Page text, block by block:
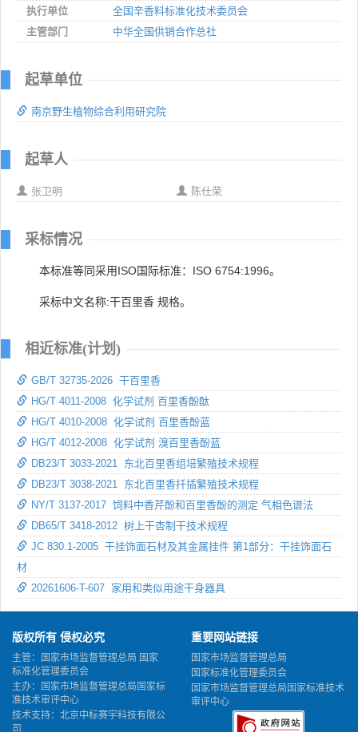
执行单位
全国辛香料标准化技术委员会
主管部门
中华全国供销合作总社
起草单位
南京野生植物综合利用研究院
起草人
张卫明 陈仕荣
采标情况
本标准等同采用ISO国际标准：ISO 6754:1996。
采标中文名称:干百里香 规格。
相近标准(计划)
GB/T 32735-2026 干百里香
HG/T 4011-2008 化学试剂 百里香酚酞
HG/T 4010-2008 化学试剂 百里香酚蓝
HG/T 4012-2008 化学试剂 溴百里香酚蓝
DB23/T 3033-2021 东北百里香组培繁殖技术规程
DB23/T 3038-2021 东北百里香扦插繁殖技术规程
NY/T 3137-2017 饲料中香芹酚和百里香酚的测定 气相色谱法
DB65/T 3418-2012 树上干杏制干技术规程
JC 830.1-2005 干挂饰面石材及其金属挂件 第1部分：干挂饰面石
材
20261606-T-607 家用和类似用途干身器具
版权所有 侵权必究
主管：国家市场监督管理总局 国家
标准化管理委员会
主办：国家市场监督管理总局国家标
准技术审评中心
技术支持：北京中标赛宇科技有限公
司
重要网站链接
国家市场监督管理总局
国家标准化管理委员会
国家市场监督管理总局国家标准技术
审评中心